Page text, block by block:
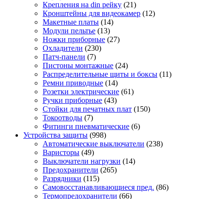
Крепления на din рейку (21)
Кронштейны для видеокамер (12)
Макетные платы (14)
Модули пельтье (13)
Ножки приборные (27)
Охладители (230)
Патч-панели (7)
Пистоны монтажные (24)
Распределительные щиты и боксы (11)
Ремни приводные (14)
Розетки электрические (61)
Ручки приборные (43)
Стойки для печатных плат (150)
Токоотводы (7)
Фитинги пневматические (6)
Устройства защиты (998)
Автоматические выключатели (238)
Варисторы (49)
Выключатели нагрузки (14)
Предохранители (265)
Разрядники (115)
Самовосстанавливающиеся пред. (86)
Термопредохранители (66)